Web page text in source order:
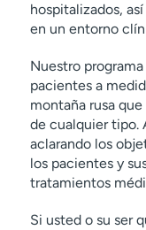
hospitalizados,
en un entorno
Nuestro
pacientes a
montaña rusa
de cualquier tipo.
aclarando los
los pacientes y
tratamientos
Si usted o su ser